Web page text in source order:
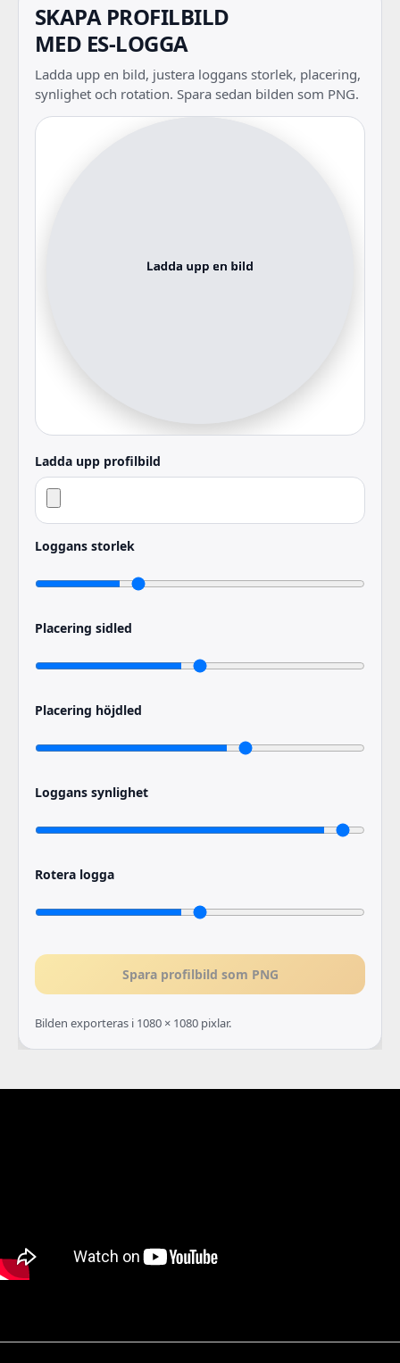
SKAPA PROFILBILD
MED ES-LOGGA
Ladda upp en bild, justera loggans storlek, placering,
synlighet och rotation. Spara sedan bilden som PNG.
Ladda upp profilbild
Loggans storlek
Placering sidled
Placering höjdled
Loggans synlighet
Rotera logga
Spara profilbild som PNG
Bilden exporteras i 1080 × 1080 pixlar.